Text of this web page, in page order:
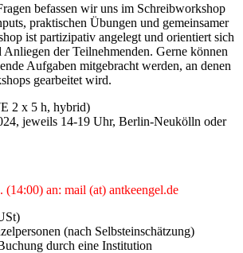
befassen wir uns im Schreibworkshop
praktischen Übungen und gemeinsamer
ist partizipativ angelegt und orientiert sich
Anliegen der Teilnehmenden. Gerne können
Aufgaben mitgebracht werden, an denen
gearbeitet wird.
2 x 5 h, hybrid)
jeweils 14-19 Uhr, Berlin-Neukölln oder
(14:00) an: mail (at) antkeengel.de
(nach Selbsteinschätzung)
durch eine Institution